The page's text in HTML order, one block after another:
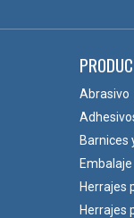
Abrasivo
Barnices
Embalaje
Herrajes
Herrajes